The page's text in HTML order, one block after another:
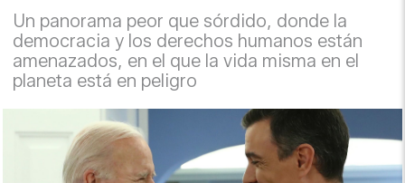
Un panorama peor que sórdido, donde la
democracia y los derechos humanos están
amenazados, en el que la vida misma en el
planeta está en peligro